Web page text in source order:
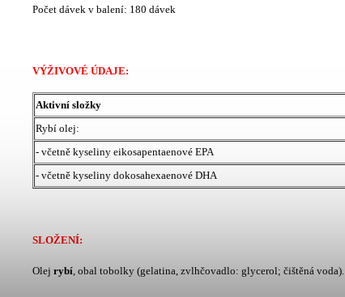
Počet dávek v balení: 180 dávek
VÝŽIVOVÉ ÚDAJE:
Aktivní složky
Rybí olej:
- včetně kyseliny eikosapentaenové EPA
- včetně kyseliny dokosahexaenové DHA
SLOŽENÍ:
Olej rybí, obal tobolky (gelatina, zvlhčovadlo: glycerol; čištěná voda).